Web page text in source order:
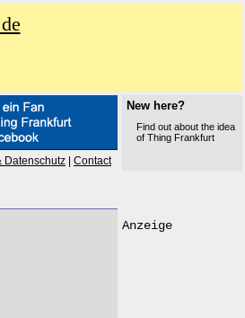
New here?
Find out about the idea
of Thing Frankfurt
Datenschutz Contact
Anzeige